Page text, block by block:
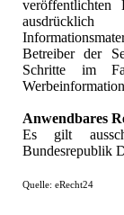
veröffentlichten
Betreiber der
Schritte im
Anwendbares
Es gilt
Bundesrepublik
Quelle: eRecht24